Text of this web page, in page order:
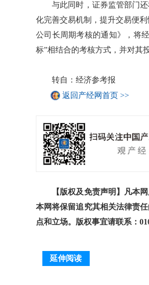
与此同时，证券监管部门还
化完善交易机制，提升交易便
公司长周期考核的通知》，将
标”相结合的考核方式，并对其
转自：经济参考报
返回产经网首页 >>
【版权及免责声明】凡本网
本网将保留追究其相关法律责
点和立场。版权事宜请联系：
延伸阅读